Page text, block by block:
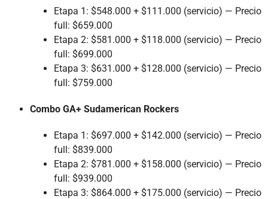
Etapa 1: $548.000 + $111.000 (servicio) — Precio
full: $659.000
Etapa 2: $581.000 + $118.000 (servicio) — Precio
full: $699.000
Etapa 3: $631.000 + $128.000 (servicio) — Precio
full: $759.000
Combo GA+ Sudamerican Rockers
Etapa 1: $697.000 + $142.000 (servicio) — Precio
full: $839.000
Etapa 2: $781.000 + $158.000 (servicio) — Precio
full: $939.000
Etapa 3: $864.000 + $175.000 (servicio) — Precio